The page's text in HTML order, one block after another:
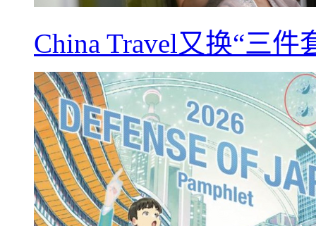
China Travel又换“三